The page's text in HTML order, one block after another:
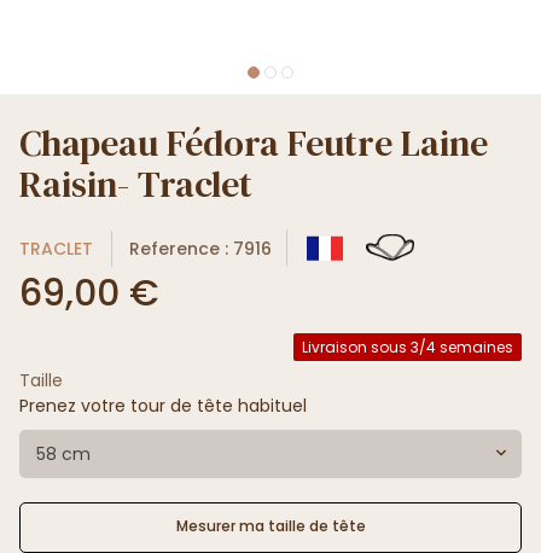
Chapeau Fédora Feutre Laine
Raisin- Traclet
TRACLET Reference : 7916
69,00 €
Livraison sous 3/4 semaines
Taille
Prenez votre tour de tête habituel
58 cm
Mesurer ma taille de tête